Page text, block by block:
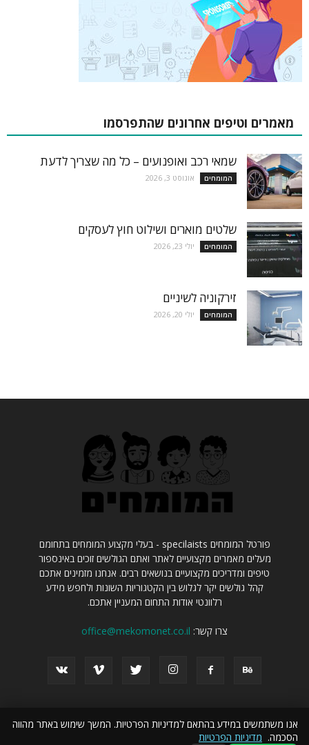
מאמרים וטיפים אחרונים שהתפרסמו
שמאי רכב ואופנועים – כל מה שצריך לדעת
המומחים אוגוסט 3, 2026
שלטים מוארים ושילוט חוץ לעסקים
המומחים יולי 23, 2026
זירקוניה לשיניים
המומחים יולי 20, 2026
פורטל המומחים specilaists - בעלי מקצוע המומחים בתחומם
מעלים מאמרים מקצועיים לאתר ואתם הגולשים זוכים באינספור
טיפים ומדריכים מקצועיים בנושאים רבים. אנחנו מזמינים אתכם
קהל גולשים יקר לגלוש בין הקטגוריות השונות ולחפש מידע
רלוונטי אודות התחום המעניין אתכם.
צרו קשר: office@mekomonet.co.il
פרסמו אצלנו הצהרת נגישות
אנו משתמשים במידע בהתאם למדיניות הפרטיות. המשך שימוש באתר מהווה
הסכמה. מדיניות הפרטיות